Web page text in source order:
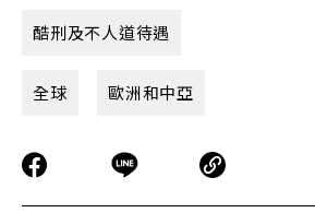
酷刑及不人道待遇
全球 歐洲和中亞